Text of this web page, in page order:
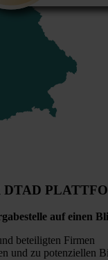
DTAD
auf einen
beteiligten Firmen
und zu potenziellen